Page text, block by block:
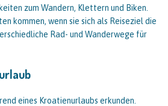
zum Wandern, Klettern und Biken.
kommen, wenn sie sich als Reiseziel die
Rad- und Wanderwege für
eines Kroatienurlaubs erkunden.